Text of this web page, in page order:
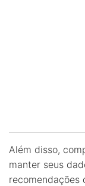
Além disso,
manter seus
recomendações